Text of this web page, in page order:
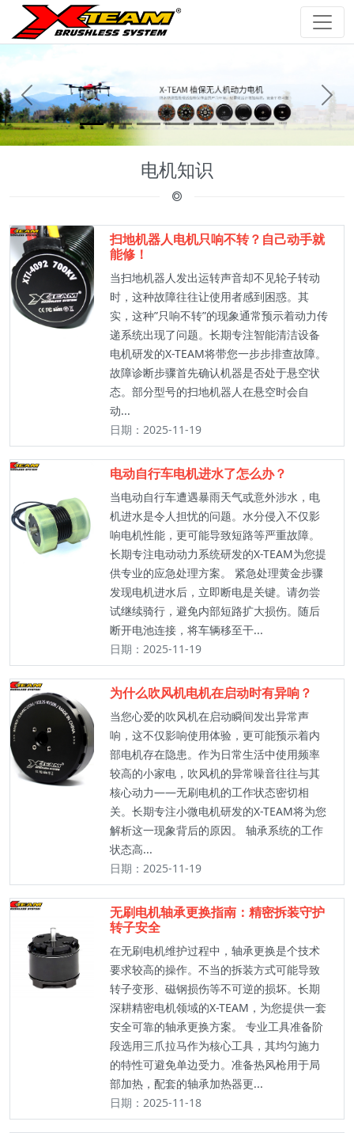
前 后
电机知识
扫地机器人电机只响不转？自己动手就
能修！
当扫地机器人发出运转声音却不见轮子转动
时，这种故障往往让使用者感到困惑。其
实，这种”只响不转”的现象通常预示着动力传
递系统出现了问题。长期专注智能清洁设备
电机研发的X-TEAM将带您一步步排查故障。
故障诊断步骤首先确认机器是否处于悬空状
态。部分型号的扫地机器人在悬空时会自
动...
日期：2025-11-19
电动自行车电机进水了怎么办？
当电动自行车遭遇暴雨天气或意外涉水，电
机进水是令人担忧的问题。水分侵入不仅影
响电机性能，更可能导致短路等严重故障。
长期专注电动动力系统研发的X-TEAM为您提
供专业的应急处理方案。 紧急处理黄金步骤
发现电机进水后，立即断电是关键。请勿尝
试继续骑行，避免内部短路扩大损伤。随后
断开电池连接，将车辆移至干...
日期：2025-11-19
为什么吹风机电机在启动时有异响？
当您心爱的吹风机在启动瞬间发出异常声
响，这不仅影响使用体验，更可能预示着内
部电机存在隐患。作为日常生活中使用频率
较高的小家电，吹风机的异常噪音往往与其
核心动力——无刷电机的工作状态密切相
关。长期专注小微电机研发的X-TEAM将为您
解析这一现象背后的原因。 轴承系统的工作
状态高...
日期：2025-11-19
无刷电机轴承更换指南：精密拆装守护
转子安全
在无刷电机维护过程中，轴承更换是个技术
要求较高的操作。不当的拆装方式可能导致
转子变形、磁钢损伤等不可逆的损坏。长期
深耕精密电机领域的X-TEAM，为您提供一套
安全可靠的轴承更换方案。 专业工具准备阶
段选用三爪拉马作为核心工具，其均匀施力
的特性可避免单边受力。准备热风枪用于局
部加热，配套的轴承加热器更...
日期：2025-11-18